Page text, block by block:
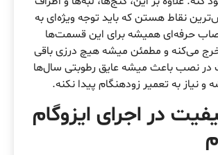
نقاط هستن که باید توجه ویژه‌ای به
حرفه‌ای همیشه برای این قسمت‌ها
می‌کنه و مطمئن میشه هیچ درزی باقی
در نصب باعث میشه عایق رطوبتی سال‌ها
و نیاز به تعمیر زودهنگام پیدا نکنه.
در اجرای ایزوگام